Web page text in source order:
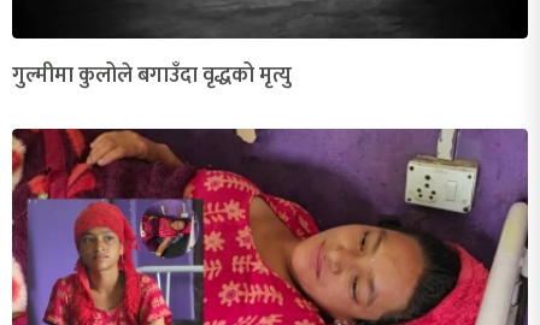
गुल्मीमा कुलोले बगाउँदा वृद्धको मृत्यु